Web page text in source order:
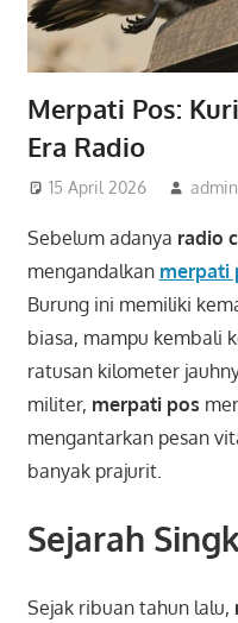
Merpati Pos:
Era Radio
15 April 2026 admin
Sebelum adanya radio
mengandalkan merpati
Burung ini memiliki
biasa, mampu kembali
ratusan kilometer
militer, merpati pos
mengantarkan pesan
banyak prajurit.
Sejarah
Sejak ribuan tahun lalu,